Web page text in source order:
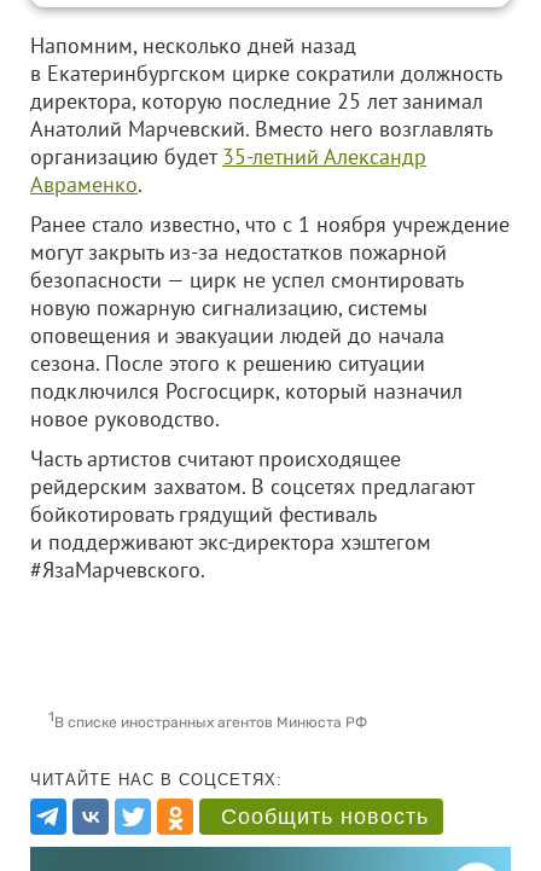
Напомним, несколько дней назад
в Екатеринбургском цирке сократили должность
директора, которую последние 25 лет занимал
Анатолий Марчевский. Вместо него возглавлять
организацию будет35-летний Александр
Авраменко.
Ранее стало известно, что с 1 ноября учреждение
могут закрыть из-за недостатков пожарной
безопасности — цирк не успел смонтировать
новую пожарную сигнализацию, системы
оповещения и эвакуации людей до начала
сезона. После этого к решению ситуации
подключился Росгосцирк, который назначил
новое руководство.
Часть артистов считают происходящее
рейдерским захватом. В соцсетях предлагают
бойкотировать грядущий фестиваль
и поддерживают экс-директора хэштегом
#ЯзаМарчевского.
1В списке иностранных агентов Минюста РФ
ЧИТАЙТЕ НАС В СОЦСЕТЯХ:
Сообщить новость